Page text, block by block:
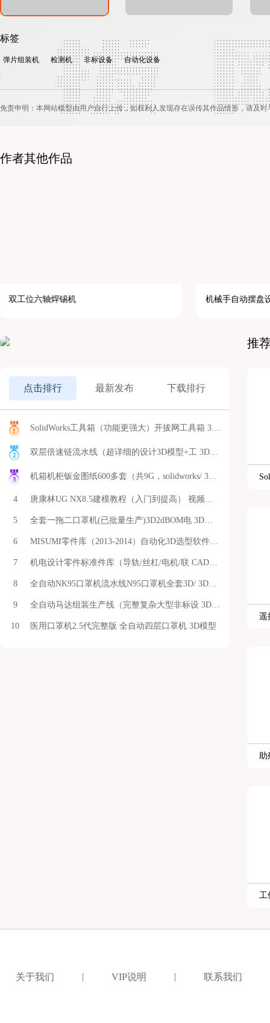
标签
弹片组装机 检测机 非标设备 自动化设备
免责申明：本网站模型由用户自行上传，如权利人发现存在误传其作品情形，请及时
作者其他作品
双工位六轴焊锡机 机械手自动摆盘
点击排行 最新发布 下载排行
SolidWorks工具箱（功能更强大）开拔网工具箱 3D模型
双层倍速链流水线（超详细的设计3D模型+工 3D模型
机箱机柜钣金图纸600多套（共9G，solidworks/ 3D模型
唐康林UG NX8.5建模教程（入门到提高） 视频教程
全套一拖二口罩机(已批量生产)3D2dBOM电 3D模型
MISUMI零件库（2013-2014）自动化3D选型软件 3D模型
机电设计零件标准件库（导轨/丝杠/电机/联 CAD图纸
全自动NK95口罩机流水线N95口罩机全套3D/ 3D模型
全自动马达组装生产线（完整复杂大型非标设 3D模型
医用口罩机2.5代完整版 全自动四层口罩机 3D模型
推
遥
助
工
关于我们 | VIP说明 | 联系我们